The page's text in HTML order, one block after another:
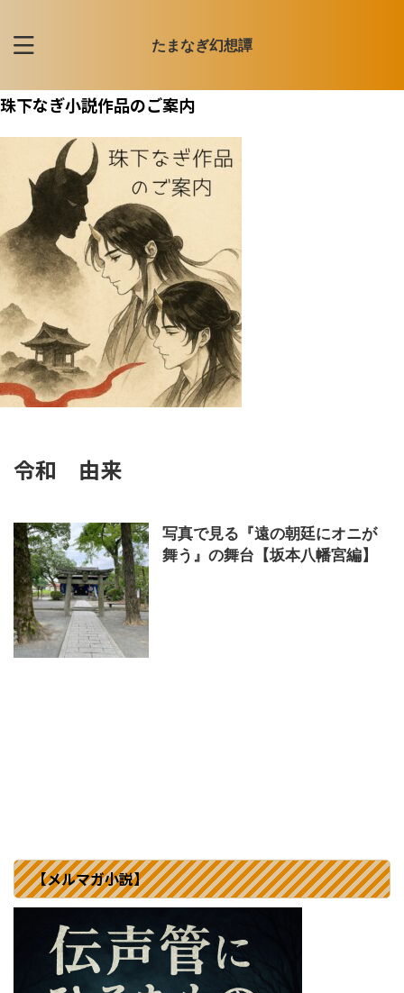
たまなぎ幻想譚
珠下なぎ小説作品のご案内
令和 由来
写真で見る『遠の朝廷にオニが
舞う』の舞台【坂本八幡宮編】
【メルマガ小説】